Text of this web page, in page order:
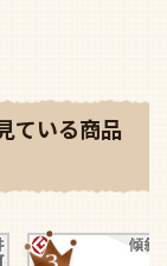
ている商品